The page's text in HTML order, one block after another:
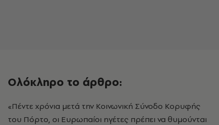
Ολόκληρο το άρθρο:
«Πέντε χρόνια μετά την Κοινωνική Σύνοδο Κορυφής
του Πόρτο, οι Ευρωπαίοι ηγέτες πρέπει να θυμούνται